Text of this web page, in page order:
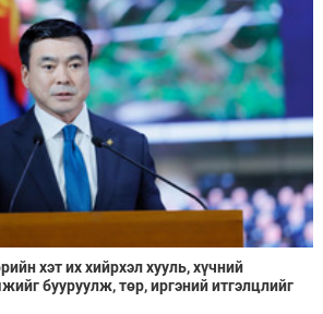
хэт их хийрхэл хууль, хүчний
бууруулж, төр, иргэний итгэлцлийг